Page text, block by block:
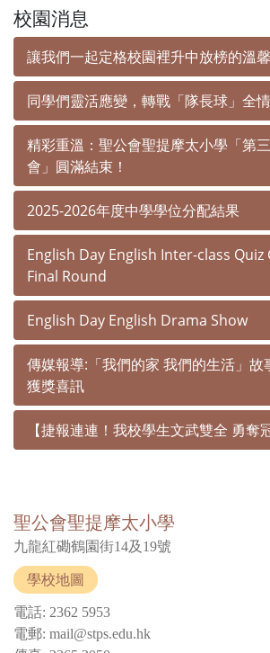
校園消息
讓我們一起定格校園裡升中放榜的溫
同學們靈活應變，轉戰「隊長球」全
精彩重溫：聖公會聖提摩太小學「第
會」圓滿結束！
2025-2026年度中學學位分配結果
English Day English Inter-class
Final Round
English Day English Drama Show
傳媒報導:「我們的家 我們的生活」故
獲獎喜訊
【捷報連連！我校學生文武雙全 勇奪
聖公會聖提摩太小學
九龍紅磡鶴園街14及19號
學校地圖
電話: 2362 5953
電郵: mail@stps.edu.hk